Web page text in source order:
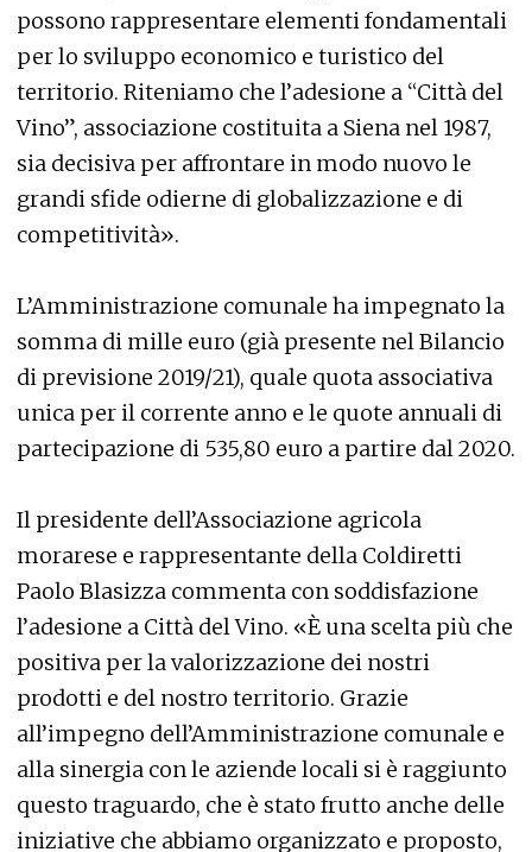
possono rappresentare elementi fondamentali
per lo sviluppo economico e turistico del
territorio. Riteniamo che l’adesione a “Città del
Vino”, associazione costituita a Siena nel 1987,
sia decisiva per affrontare in modo nuovo le
grandi sfide odierne di globalizzazione e di
competitività».
L’Amministrazione comunale ha impegnato la
somma di mille euro (già presente nel Bilancio
di previsione 2019/21), quale quota associativa
unica per il corrente anno e le quote annuali di
partecipazione di 535,80 euro a partire dal 2020.
Il presidente dell’Associazione agricola
morarese e rappresentante della Coldiretti
Paolo Blasizza commenta con soddisfazione
l’adesione a Città del Vino. «È una scelta più che
positiva per la valorizzazione dei nostri
prodotti e del nostro territorio. Grazie
all’impegno dell’Amministrazione comunale e
alla sinergia con le aziende locali si è raggiunto
questo traguardo, che è stato frutto anche delle
iniziative che abbiamo organizzato e proposto,